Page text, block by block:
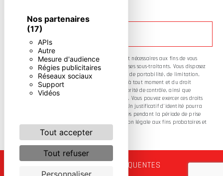
Nos partenaires
(17)
APIs
Autre
Mesure d'audience
Régies publicitaires
Réseaux sociaux
Support
Vidéos
Tout accepter
Tout refuser
Personnaliser
** Les données personnelles communiquées sont nécessaires aux fins de vous
contacter. Elles sont destinées à l'entreprise et ses sous-traitants. Vous disposez
de droits d’accès, de rectification, d’effacement, de portabilité, de limitation,
d’opposition, de retrait de votre consentement à tout moment et du droit
d’introduire une réclamation auprès d’une autorité de contrôle, ainsi que
d’organiser le sort de vos données post-mortem. Vous pouvez exercer ces droits
par voie postale ou par courrier électronique. Un justificatif d'identité pourra
vous être demandé. Nous conservons vos données pendant la période de prise
de contact puis pendant la durée de prescription légale aux fins probatoires et
de gestion des contentieux.
RECHERCHES FRÉQUENTES